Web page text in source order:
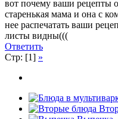
вот почему ваши рецепты
старенькая мама и она с
нее распечатать ваши
листы видны(((
Ответить
Стр: [1] »